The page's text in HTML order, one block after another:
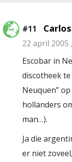
#11 Carlos
22 april 2005
Escobar in
discotheek
Neuquen”
hollanders
man…).
Ja die
er niet